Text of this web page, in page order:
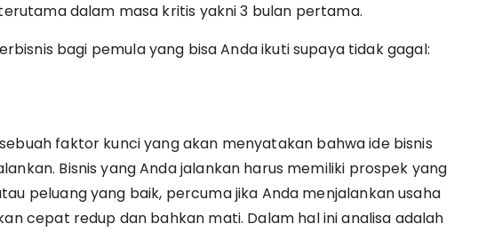
dalam masa kritis yakni 3 bulan pertama.
bagi pemula yang bisa Anda ikuti supaya tidak gagal:
faktor kunci yang akan menyatakan bahwa ide bisnis
Bisnis yang Anda jalankan harus memiliki prospek yang
peluang yang baik, percuma jika Anda menjalankan usaha
cepat redup dan bahkan mati. Dalam hal ini analisa adalah